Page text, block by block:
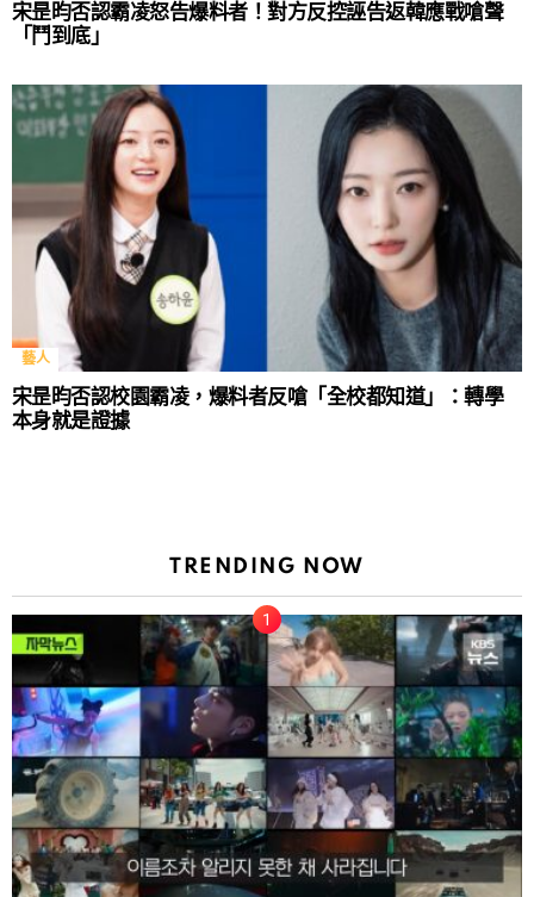
宋昰昀否認霸凌怒告爆料者！對方反控誣告返韓應戰嗆聲
「鬥到底」
藝人
宋昰昀否認校園霸凌，爆料者反嗆「全校都知道」：轉學
本身就是證據
TRENDING NOW